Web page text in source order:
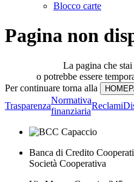
Blocco carte
Pagina non
La pagina che
o potrebbe essere
Per continuare torna alla
Trasparenza
Normativa
finanziaria
Reclami
Banca di Credito
Società Cooperativa